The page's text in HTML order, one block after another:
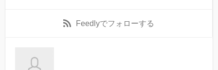
Feedlyでフォローする